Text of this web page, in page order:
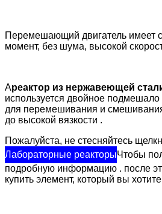
Перемешающий двигатель имеет
момент, без шума, высокой
Ареактор из нержавеющей
используется двойное
для перемешивания и
до высокой вязкости .
Пожалуйста, не стесняйтесь
Лабораторные реакторыЧтобы
подробную информацию . после
купить элемент, который вы